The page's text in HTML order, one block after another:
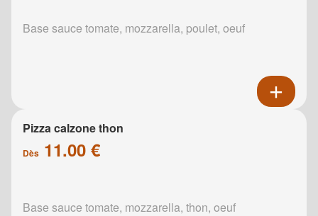
Base sauce tomate, mozzarella, poulet, oeuf
Pizza calzone thon
Dès 11.00 €
Base sauce tomate, mozzarella, thon, oeuf